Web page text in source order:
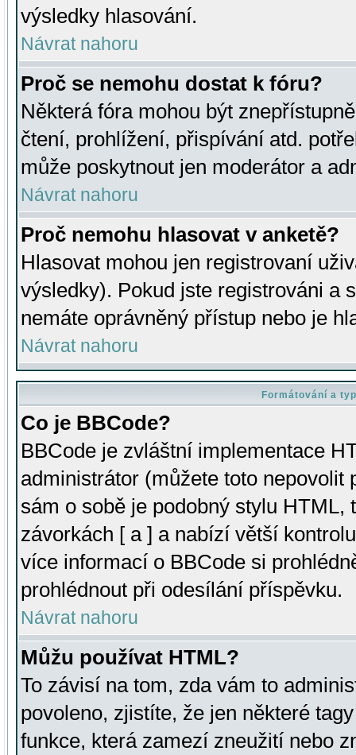
výsledky hlasování.
Návrat nahoru
Proč se nemohu dostat k fóru?
Některá fóra mohou být
čtení, prohlížení, přispívání atd.
může poskytnout jen moderátor a
Návrat nahoru
Proč nemohu hlasovat v anketě?
Hlasovat mohou jen registrovaní
výsledky). Pokud jste registrováni a
nemáte oprávněný přístup nebo je
Návrat nahoru
Formátování a
Co je BBCode?
BBCode je zvláštní implementace
administrátor (můžete toto
sám o sobě je podobný stylu HTML,
závorkách [ a ] a nabízí větší
více informací o BBCode si
prohlédnout při odesílání příspěvku.
Návrat nahoru
Můžu používat HTML?
To závisí na tom, zda vám to
povoleno, zjistíte, že jen některé
funkce, která zamezí zneužití nebo